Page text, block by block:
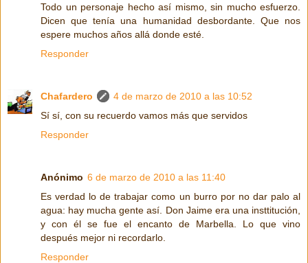
Todo un personaje hecho así mismo, sin mucho esfuerzo.
Dicen que tenía una humanidad desbordante. Que nos
espere muchos años allá donde esté.
Responder
Chafardero
4 de marzo de 2010 a las 10:52
Sí sí, con su recuerdo vamos más que servidos
Responder
Anónimo 6 de marzo de 2010 a las 11:40
Es verdad lo de trabajar como un burro por no dar palo al
agua: hay mucha gente así. Don Jaime era una insttitución,
y con él se fue el encanto de Marbella. Lo que vino
después mejor ni recordarlo.
Responder